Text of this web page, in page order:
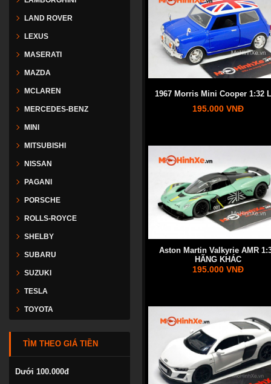
LAND ROVER
LEXUS
MASERATI
MAZDA
MCLAREN
MERCEDES-BENZ
MINI
MITSUBISHI
NISSAN
PAGANI
PORSCHE
ROLLS-ROYCE
SHELBY
SUBARU
SUZUKI
TESLA
TOYOTA
VOLKSWAGEN
TÌM THEO GIÁ TIỀN
Dưới 100.000đ
1967 Morris Mini Cooper 1:32
195.000 VNĐ
Aston Martin Valkyrie AMR
HÃNG KHÁC
195.000 VNĐ